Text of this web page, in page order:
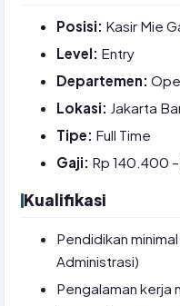
Posisi: Kasir Mie
Level: Entry
Departemen:
Lokasi: Jakarta
Tipe: Full Time
Gaji: Rp 140.400
Kualifikasi
Pendidikan
Administrasi)
Pengalaman kerja